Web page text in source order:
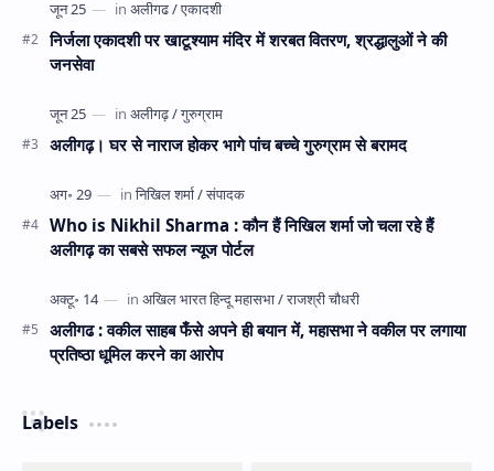
निर्जला एकादशी पर खाटूश्याम मंदिर में शरबत वितरण, श्रद्धालुओं ने की
जनसेवा
अलीगढ़। घर से नाराज होकर भागे पांच बच्चे गुरुग्राम से बरामद
Who is Nikhil Sharma : कौन हैं निखिल शर्मा जो चला रहे हैं
अलीगढ़ का सबसे सफल न्यूज पोर्टल
अलीगढ : वकील साहब फँसे अपने ही बयान में, महासभा ने वकील पर लगाया
प्रतिष्ठा धूमिल करने का आरोप
Labels